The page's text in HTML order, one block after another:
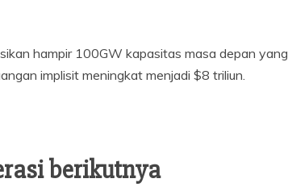
hampir 100GW kapasitas masa depan yang
implisit meningkat menjadi $8 triliun.
berikutnya